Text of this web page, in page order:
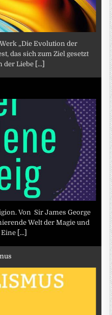
„Die Evolution der
das sich zum Ziel gesetzt
der Liebe [...]
Von Sir James George
Welt der Magie und
Eine [...]